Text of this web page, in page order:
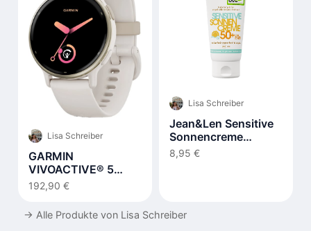
Lisa Schreiber
GARMIN
VIVOACTIVE® 5
MUSIC Smartwatch
192,90 €
Lisa Schreiber
Jean&Len Sensitive
Sonnencreme
Gesicht LSF 50+
8,95 €
→ Alle Produkte von Lisa Schreiber